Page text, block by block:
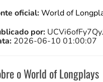
oficial:World of
por:
2026-06-10 01:00:07
o World of Longplays